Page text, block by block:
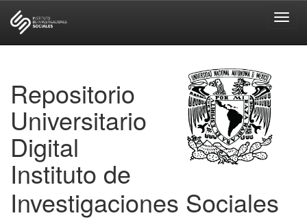
Repositorio
Universitario
Digital
Instituto de
Investigaciones Sociales